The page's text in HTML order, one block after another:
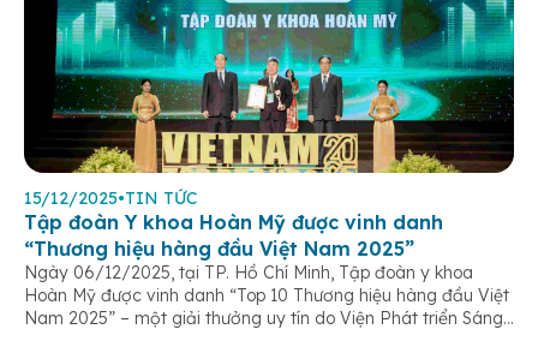
15/12/2025•TIN TỨC
Tập đoàn Y khoa Hoàn Mỹ được vinh danh
“Thương hiệu hàng đầu Việt Nam 2025”
Ngày 06/12/2025, tại TP. Hồ Chí Minh, Tập đoàn y khoa
Hoàn Mỹ được vinh danh “Top 10 Thương hiệu hàng đầu Việt
Nam 2025” – một giải thưởng uy tín do Viện Phát triển Sáng